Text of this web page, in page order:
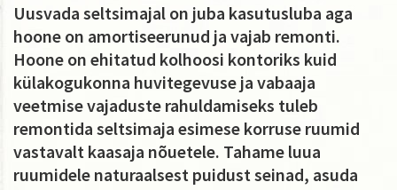
Uusvada seltsimajal on juba kasutusluba aga
hoone on amortiseerunud ja vajab remonti.
Hoone on ehitatud kolhoosi kontoriks kuid
külakogukonna huvitegevuse ja vabaaja
veetmise vajaduste rahuldamiseks tuleb
remontida seltsimaja esimese korruse ruumid
vastavalt kaasaja nõuetele. Tahame luua
ruumidele naturaalsest puidust seinad, asuda